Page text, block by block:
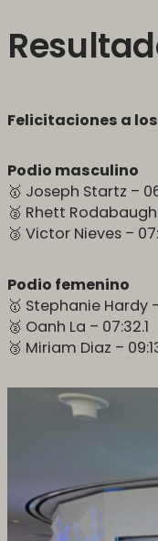
Felicitaciones a
Podio masculino
🥇 Joseph Startz –
🥈 Rhett
🥉 Victor Nieves –
Podio femenino
🥇 Stephanie Hardy
🥈 Oanh La – 07:32.1
🥉 Miriam Diaz –